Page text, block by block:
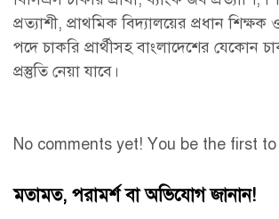
প্রত্যাশী, প্রাথমিক বিদ্যালয়ের প্রধান
পদে চাকরি প্রার্থীসহ বাংলাদেশের যেকোন
প্রস্তুতি নেয়া যাবে।
No comments yet! You be the first
মতামত, পরামর্শ বা অভিযোগ জানান!